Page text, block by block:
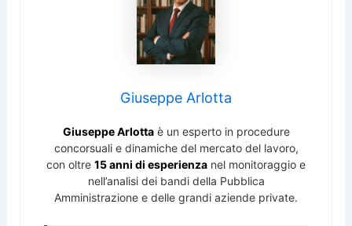
Giuseppe Arlotta
Giuseppe Arlottaè un esperto in procedure
concorsuali e dinamiche del mercato del lavoro,
con oltre 15 anni di esperienza nel monitoraggio e
nell’analisi dei bandi della Pubblica
Amministrazione e delle grandi aziende private.